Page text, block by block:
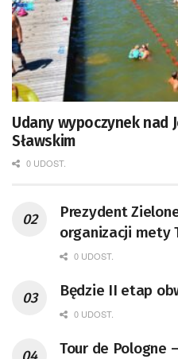
Udany wypoczynek nad
Sławskim
0 UDOST.
Prezydent
organizacji mety
0 UDOST.
Będzie II etap
0 UDOST.
Tour de Pologne